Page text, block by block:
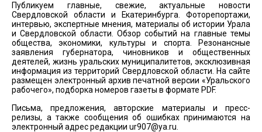
Публикуем главные, свежие, актуальные новости
Свердловской области и Екатеринбурга. Фоторепортажи,
интервью, экспертные мнения, материалы об истории Урала
и Свердловской области. Обзор событий на главные темы
общества, экономики, культуры и спорта. Резонансные
заявления губернатора, чиновников и общественных
деятелей, жизнь уральских муниципалитетов, эксклюзивная
информация из территорий Свердловской области. На сайте
размещен электронный архив печатной версии «Уральского
рабочего», подборка номеров газеты в формате PDF.
Письма, предложения, авторские материалы и пресс-
релизы, а также сообщения об ошибках принимаются на
электронный адрес редакции ur907@ya.ru.